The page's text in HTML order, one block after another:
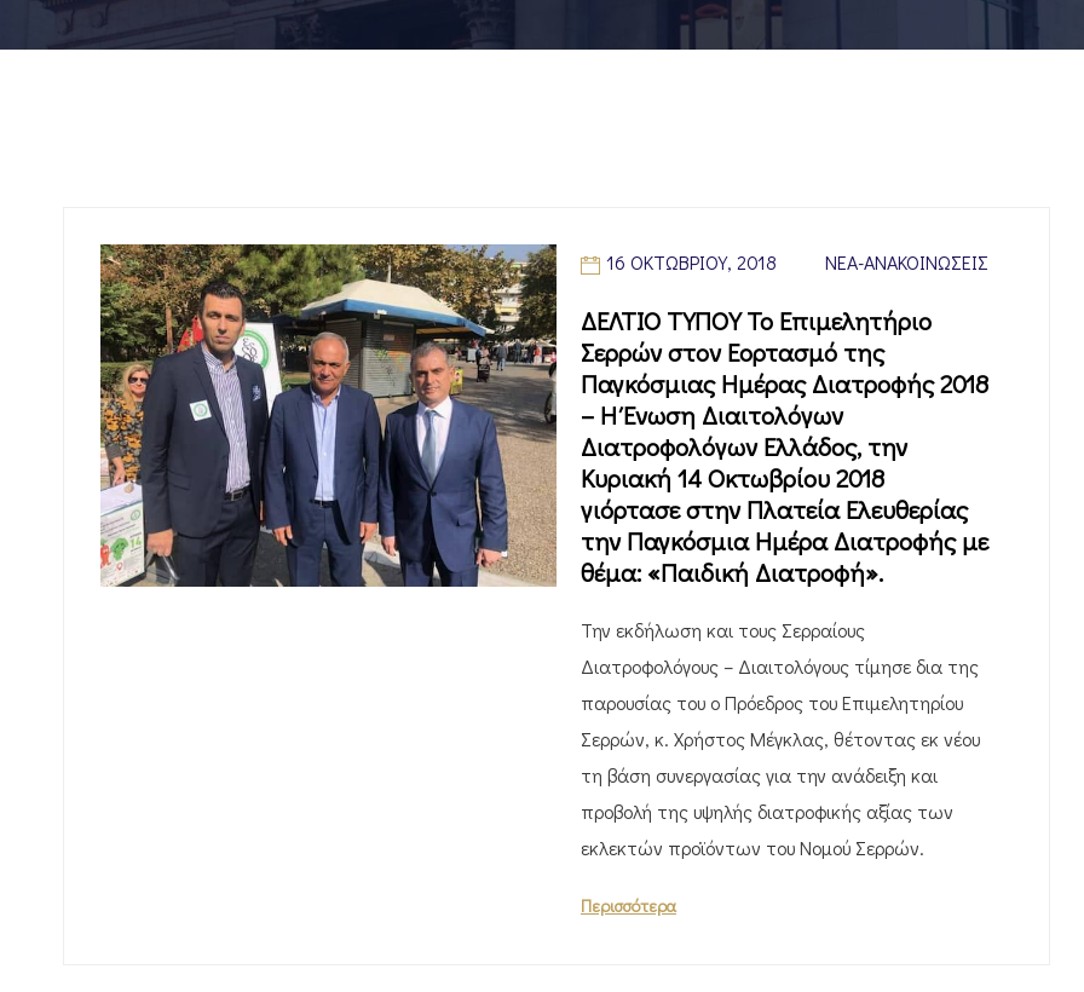
16 ΟΚΤΩΒΡΊΟΥ, 2018 ΝΈΑ-ΑΝΑΚΟΙΝΏΣΕΙΣ
ΔΕΛΤΙΟ ΤΥΠΟΥ Το Επιμελητήριο
Σερρών στον Εορτασμό της
Παγκόσμιας Ημέρας Διατροφής 2018
– Η Ένωση Διαιτολόγων
Διατροφολόγων Ελλάδος, την
Κυριακή 14 Οκτωβρίου 2018
γιόρτασε στην Πλατεία Ελευθερίας
την Παγκόσμια Ημέρα Διατροφής με
θέμα: «Παιδική Διατροφή».
Την εκδήλωση και τους Σερραίους
Διατροφολόγους – Διαιτολόγους τίμησε δια της
παρουσίας του ο Πρόεδρος του Επιμελητηρίου
Σερρών, κ. Χρήστος Μέγκλας, θέτοντας εκ νέου
τη βάση συνεργασίας για την ανάδειξη και
προβολή της υψηλής διατροφικής αξίας των
εκλεκτών προϊόντων του Νομού Σερρών.
Περισσότερα